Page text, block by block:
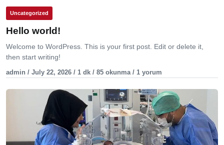
Uncategorized
Hello world!
Welcome to WordPress. This is your first post. Edit or delete it,
then start writing!
admin / July 22, 2026 / 1 dk / 85 okunma / 1 yorum